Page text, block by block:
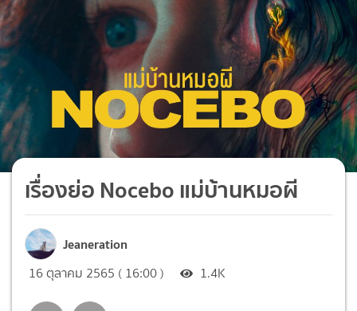
เรื่องย่อ Nocebo แม่บ้านหมอผี
Jeaneration
16 ตุลาคม 2565 ( 16:00 ) 1.4K